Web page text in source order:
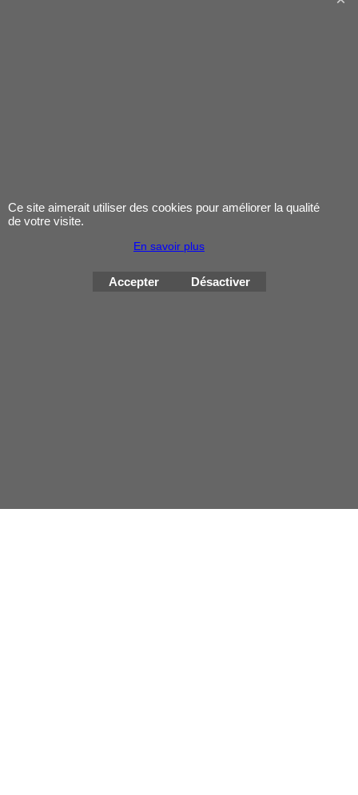
Mentions légales
Ce site aimerait utiliser des cookies pour améliorer la qualité
de votre visite.
En savoir plus
Accepter Désactiver